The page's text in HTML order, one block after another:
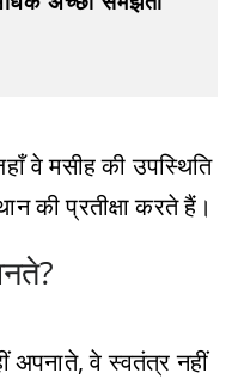
वे मसीह की उपस्थिति
की प्रतीक्षा करते हैं।
अपनाते, वे स्वतंत्र नहीं